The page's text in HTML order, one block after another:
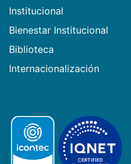
Institucional
Bienestar Institucional
Biblioteca
Internacionalización